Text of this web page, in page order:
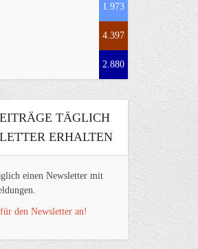
1.973
4.397
2.880
TÄGLICH
ERHALTEN
einen Newsletter mit
den Newsletter an!